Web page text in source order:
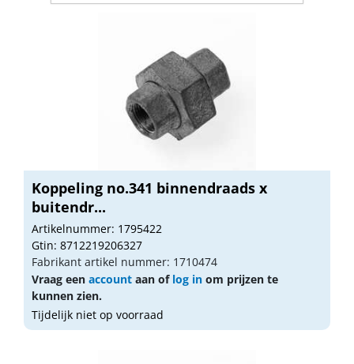
Koppeling no.341 binnendraads x
buitendr...
Artikelnummer: 1795422
Gtin: 8712219206327
Fabrikant artikel nummer: 1710474
Vraag een account aan of log in om prijzen te
kunnen zien.
Tijdelijk niet op voorraad